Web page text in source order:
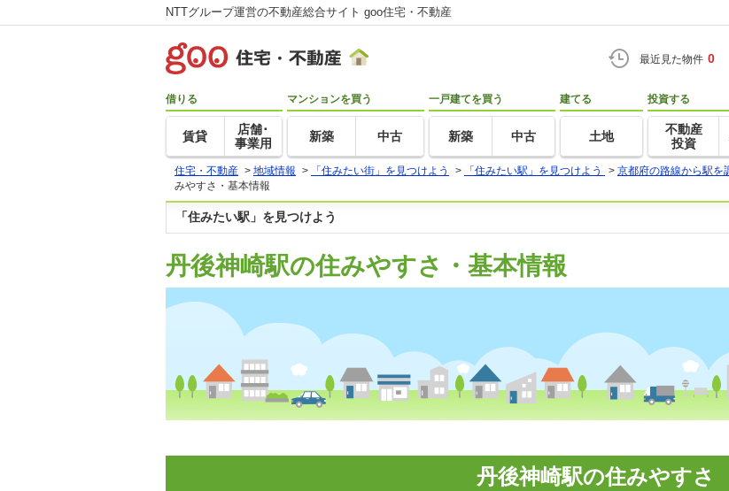
NTTグループ運営の不動産総合サイト goo住宅・不動産
最近見た物件 0
借りる
賃貸
店舗･
事業用
マンションを買う
新築 中古
一戸建てを買う
新築 中古
建てる
土地
投資する
不動産
投資
住宅・不動産 > 地域情報 > 「住みたい街」を見つけよう > 「住みたい駅」を見つけよう > 京都府の路線から駅を
みやすさ・基本情報
「住みたい駅」を見つけよう
丹後神崎駅の住みやすさ・基本情報
丹後神崎駅の住みやすさ